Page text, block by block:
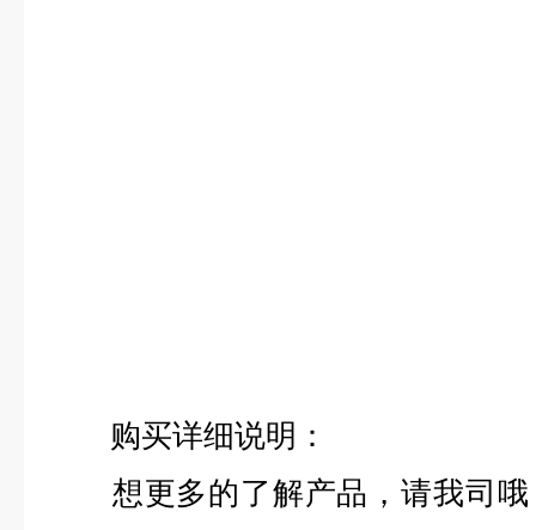
购买详细说明：
想更多的了解产品，请我司哦